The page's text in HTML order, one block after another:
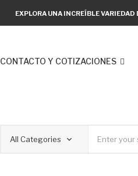
EXPLORA UNA INCREÍBLE
CONTACTO Y COTIZACIONES